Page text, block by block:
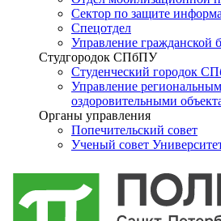
Сектор по защите
Спецотдел
Управление гражданской
Студгородок СПбПУ
Студенческий городок
Управление
оздоровительными
Органы управления
Попечительский совет
Ученый совет